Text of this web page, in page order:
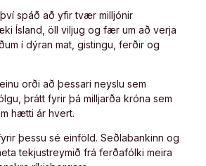
spáð að yfir tvær milljónir
Ísland, öll viljug og fær um að verja
í dýran mat, gistingu, ferðir og
orði að þessari neyslu sem
þrátt fyrir þá milljarða króna sem
hætti ár hvert.
þessu sé einföld. Seðlabankinn og
tekjustreymið frá ferðafólki meira